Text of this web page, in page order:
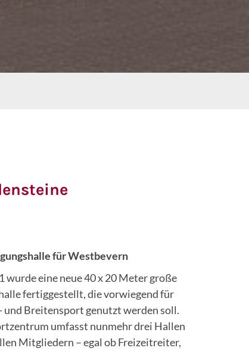
für Westbevern
wurde eine neue 40 x 20 Meter große
fertiggestellt, die vorwiegend für
und Breitensport genutzt werden soll.
umfasst nunmehr drei Hallen
Mitgliedern – egal ob Freizeitreiter,